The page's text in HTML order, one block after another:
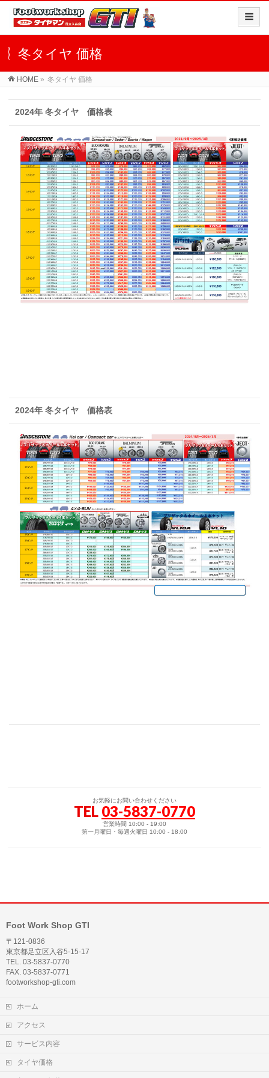
冬タイヤ 価格
HOME » 冬タイヤ 価格
2024年 冬タイヤ 価格表
2024年 冬タイヤ 価格表
お気軽にお問い合わせください
TEL 03-5837-0770
営業時間 10:00 - 19:00
第一月曜日・毎週火曜日 10:00 - 18:00
Foot Work Shop GTI
〒121-0836
東京都足立区入谷5-15-17
TEL. 03-5837-0770
FAX. 03-5837-0771
footworkshop-gti.com
ホーム
アクセス
サービス内容
タイヤ価格